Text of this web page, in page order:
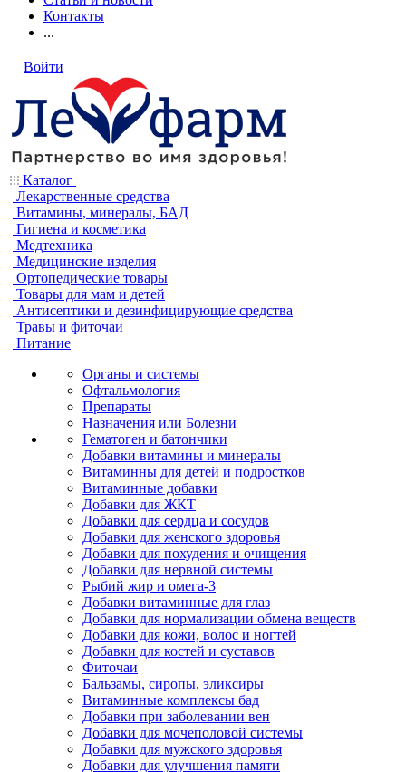
Контакты
...
Войти
Каталог
Лекарственные средства
Витамины, минералы, БАД
Гигиена и косметика
Медтехника
Медицинские изделия
Ортопедические товары
Товары для мам и детей
Антисептики и дезинфицирующие средства
Травы и фиточаи
Питание
Органы и системы
Офтальмология
Препараты
Назначения или Болезни
Гематоген и батончики
Добавки витамины и минералы
Витаминны для детей и подростков
Витаминные добавки
Добавки для ЖКТ
Добавки для сердца и сосудов
Добавки для женского здоровья
Добавки для похудения и очищения
Добавки для нервной системы
Рыбий жир и омега-3
Добавки витаминные для глаз
Добавки для нормализации обмена веществ
Добавки для кожи, волос и ногтей
Добавки для костей и суставов
Фиточаи
Бальзамы, сиропы, эликсиры
Витаминные комплексы бад
Добавки при заболевании вен
Добавки для мочеполовой системы
Добавки для мужского здоровья
Добавки для улучшения памяти